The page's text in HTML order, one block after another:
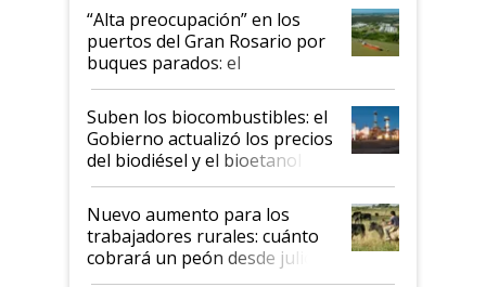
“Alta preocupación” en los
puertos del Gran Rosario por
buques parados: el
funcionamiento de las
exportadoras en tensión tras
la medida de fuerza de los
prácticos
Suben los biocombustibles: el
Gobierno actualizó los precios
del biodiésel y el bioetanol
Nuevo aumento para los
trabajadores rurales: cuánto
cobrará un peón desde julio